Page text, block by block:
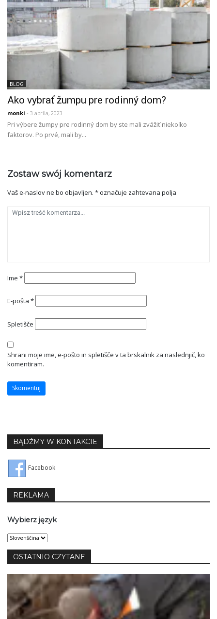
BLOG
Ako vybrať žumpu pre rodinný dom?
monki - 3 aprila, 2023
Pri výbere žumpy pre rodinný dom by ste mali zvážiť niekoľko
faktorov. Po prvé, mali by...
Zostaw swój komentarz
Vaš e-naslov ne bo objavljen. *označuje zahtevana polja
Ime *
E-pošta *
Spletišče
Shrani moje ime, e-pošto in spletišče v ta brskalnik za naslednjič, ko
komentiram.
BĄDŹMY W KONTAKCIE
Facebook
REKLAMA
Wybierz język
Wybierz
język
OSTATNIO CZYTANE